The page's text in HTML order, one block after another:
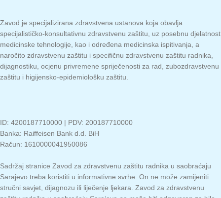
Zavod je specijalizirana zdravstvena ustanova koja obavlja
specijalističko-konsultativnu zdravstvenu zaštitu, uz posebnu djelatnost
medicinske tehnologije, kao i određena medicinska ispitivanja, a
naročito zdravstvenu zaštitu i specifičnu zdravstvenu zaštitu radnika,
dijagnostiku, ocjenu privremene spriječenosti za rad, zubozdravstvenu
zaštitu i higijensko-epidemiološku zaštitu.
ID: 4200187710000 | PDV: 200187710000
Banka: Raiffeisen Bank d.d. BiH
Račun: 1610000041950086
Sadržaj stranice Zavod za zdravstvenu zaštitu radnika u saobraćaju
Sarajevo treba koristiti u informativne svrhe. On ne može zamijeniti
stručni savjet, dijagnozu ili liječenje ljekara. Zavod za zdravstvenu